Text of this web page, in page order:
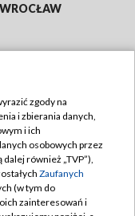
WROCŁAW
zgody na
i zbierania danych,
i ich
osobowych przez
również „TVP”),
Zaufanych
(w tym do
zainteresowań i